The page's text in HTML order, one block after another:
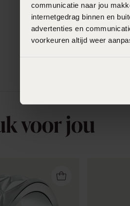
communicatie naar jou
internetgedrag binnen en
advertenties en
voorkeuren altijd weer
voor jou